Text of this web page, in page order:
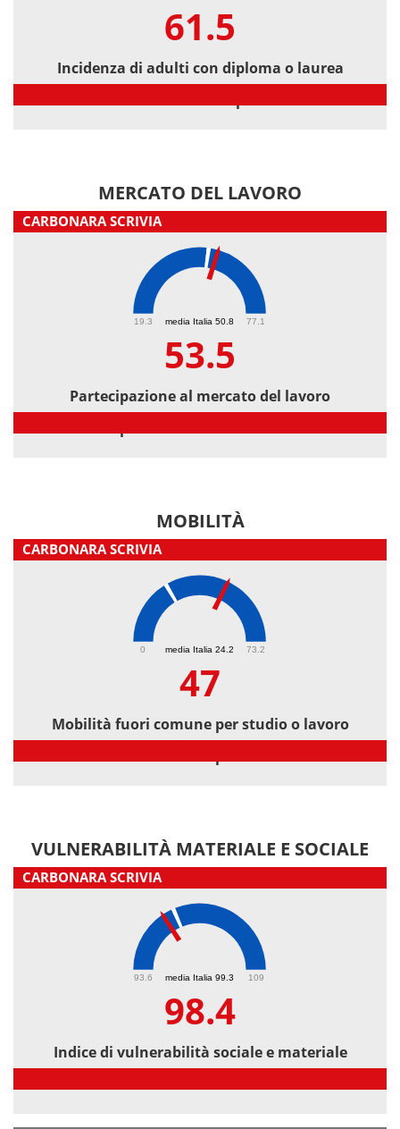
61.5
Incidenza di adulti con diploma o laurea
MERCATO DEL LAVORO
CARBONARA SCRIVIA
media Italia 50.8
19.3 77.1
53.5
Partecipazione al mercato del lavoro
MOBILITÀ
CARBONARA SCRIVIA
media Italia 24.2
0 73.2
47
Mobilità fuori comune per studio o lavoro
VULNERABILITÀ MATERIALE E SOCIALE
CARBONARA SCRIVIA
media Italia 99.3
93.6 109
98.4
Indice di vulnerabilità sociale e materiale